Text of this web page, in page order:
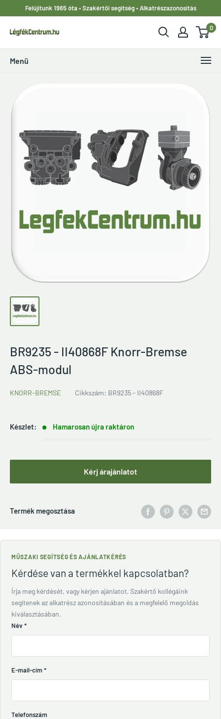
tartalomhoz
Felújítunk 1965 óta • Szakértői segítség • Alkatrészazonosítás
LegfekCentrum.hu
0
Menü
BR9235 - II40868F Knorr-Bremse
ABS-modul
KNORR-BREMSE Cikkszám: BR9235 - II40868F
Készlet: Hamarosan újra raktáron
Kérj árajánlatot
Termék megosztása
MŰSZAKI SEGÍTSÉG ÉS AJÁNLATKÉRÉS
Kérdése van a termékkel kapcsolatban?
Írja meg kérdését, vagy kérjen ajánlatot. Szakértő kollégáink
segítenek az alkatrész azonosításában és a megfelelő megoldás
kiválasztásában.
Név *
E-mail-cím *
Telefonszám